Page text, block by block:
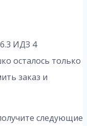
ИДЗ 4
осталось только
заказ и
следующие